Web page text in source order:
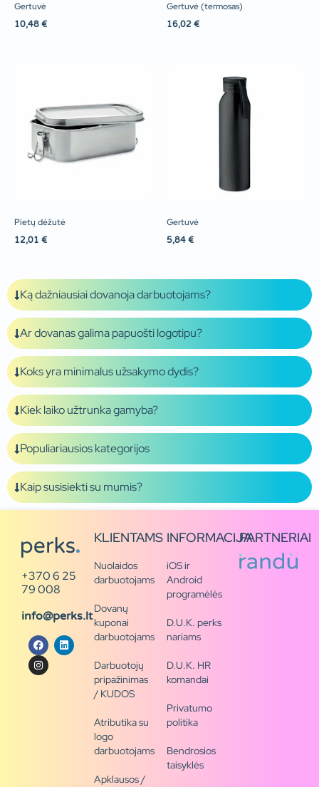
Gertuvė
10,48 €
Gertuvė (termosas)
16,02 €
Pietų dėžutė
12,01 €
Gertuvė
5,84 €
Ką dažniausiai dovanoja darbuotojams?
Ar dovanas galima papuošti logotipu?
Koks yra minimalus užsakymo dydis?
Kiek laiko užtrunka gamyba?
Populiariausios kategorijos
Kaip susisiekti su mumis?
+370 6 25
79 008
info@perks.lt
KLIENTAMS
Nuolaidos
darbuotojams
Dovanų
kuponai
darbuotojams
Darbuotojų
pripažinimas
/ KUDOS
Atributika su
logo
darbuotojams
Apklausos /
INFORMACIJA
iOS ir
Android
programėlės
D.U.K. perks
nariams
D.U.K. HR
komandai
Privatumo
politika
Bendrosios
taisyklės
PARTNERIAI